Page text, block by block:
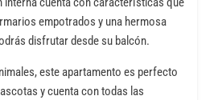
empotrados y una hermosa
disfrutar desde su balcón.
este apartamento es perfecto
y cuenta con todas las